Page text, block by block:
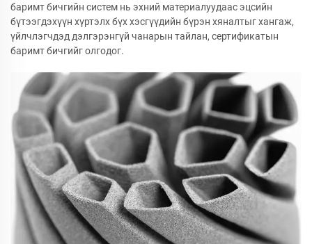
баримт бичгийн систем нь эхний материалуудаас эцсийн
бүтээгдэхүүн хүртэлх бүх хэсгүүдийн бүрэн хяналтыг хангаж,
үйлчлэгчдэд дэлгэрэнгүй чанарын тайлан, сертификатын
баримт бичгийг олгодог.